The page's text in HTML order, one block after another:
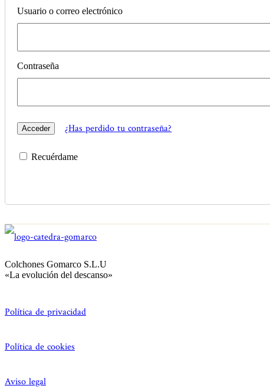
Usuario o correo electrónico
Contraseña
¿Has perdido tu contraseña?
Recuérdame
Colchones Gomarco S.L.U
«La evolución del descanso»
Política de privacidad
Política de cookies
Aviso legal